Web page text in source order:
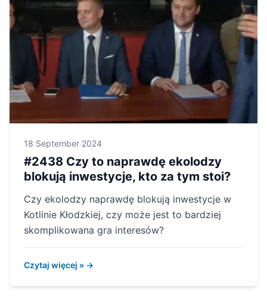
18 September 2024
#2438 Czy to naprawdę ekolodzy
blokują inwestycje, kto za tym stoi?
Czy ekolodzy naprawdę blokują inwestycje w
Kotlinie Kłodzkiej, czy może jest to bardziej
skomplikowana gra interesów?
Czytaj więcej » →